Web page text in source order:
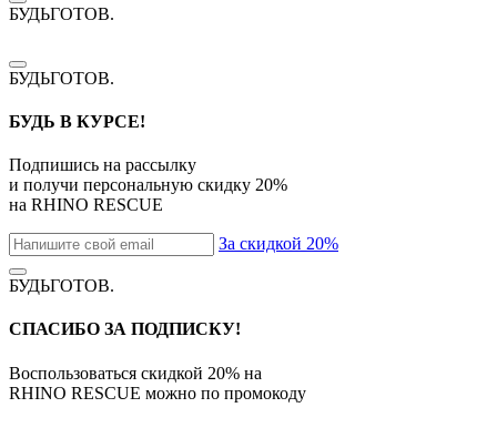
БУДЬГОТОВ.
БУДЬГОТОВ.
БУДЬ В КУРСЕ!
Подпишись на рассылку
и получи персональную скидку 20%
на RHINO RESCUE
За скидкой 20%
БУДЬГОТОВ.
СПАСИБО ЗА ПОДПИСКУ!
Воспользоваться скидкой 20% на
RHINO RESCUE можно по промокоду